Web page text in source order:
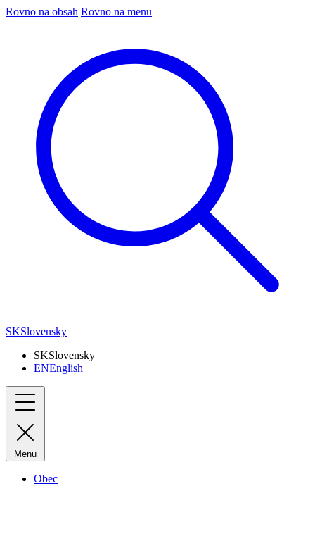
Rovno na obsah Rovno na menu
SKSlovensky
SKSlovensky
ENEnglish
Menu
Obec